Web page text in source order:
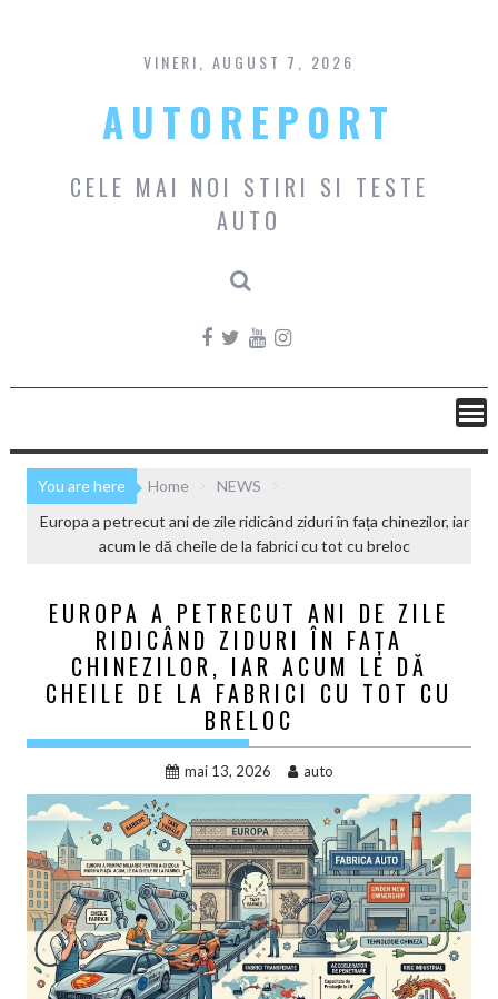
content
VINERI, AUGUST 7, 2026
AUTOREPORT
CELE MAI NOI STIRI SI TESTE
AUTO
You are here Home
NEWS
Europa a petrecut ani de zile ridicând ziduri în fața chinezilor, iar
acum le dă cheile de la fabrici cu tot cu breloc
EUROPA A PETRECUT ANI DE ZILE
RIDICÂND ZIDURI ÎN FAȚA
CHINEZILOR, IAR ACUM LE DĂ
CHEILE DE LA FABRICI CU TOT CU
BRELOC
mai 13, 2026 auto